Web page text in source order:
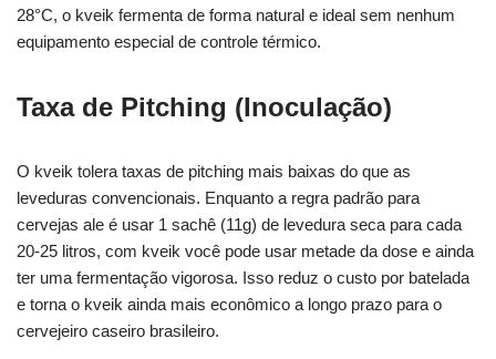
28°C, o kveik fermenta de forma natural e ideal sem nenhum
equipamento especial de controle térmico.
Taxa de Pitching (Inoculação)
O kveik tolera taxas de pitching mais baixas do que as
leveduras convencionais. Enquanto a regra padrão para
cervejas ale é usar 1 sachê (11g) de levedura seca para cada
20-25 litros, com kveik você pode usar metade da dose e ainda
ter uma fermentação vigorosa. Isso reduz o custo por batelada
e torna o kveik ainda mais econômico a longo prazo para o
cervejeiro caseiro brasileiro.